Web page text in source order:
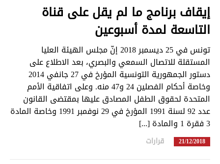
إيقاف برنامج ما لم يقل على قناة
التاسعة لمدة أسبوعين
تونس في 25 ديسمبر 2018 إنّ مجلس الهيئة العليا
المستقلة للاتصال السمعي والبصري، بعد الاطلاع على
دستور الجمهورية التونسية المؤرخ في 27 جانفي 2014
وخاصة أحكام الفصلين 24 و47 منه. وعلى اتفاقية الأمم
المتحدة لحقوق الطفل المصادق عليها بمقتضى القانون
عدد 92 لسنة 1991 المؤرخ في 29 نوفمبر 1991 وخاصة المادة
3 فقرة 1 والمادة [...]
21/12/2018 قرارات